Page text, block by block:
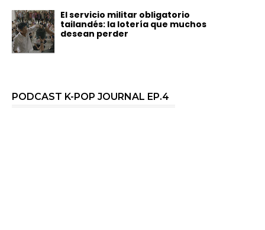
El servicio militar obligatorio
tailandés: la lotería que muchos
desean perder
PODCAST K-POP JOURNAL EP.4